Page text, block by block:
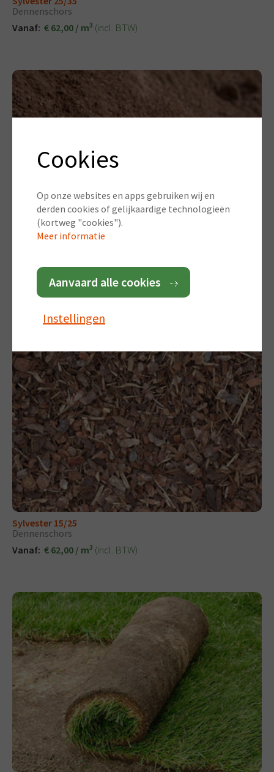
Dennenschors
Vanaf: € 62,00 / m3 (incl. BTW)
Lavagruis / Pouzzolane
€ 37,00 (incl. BTW)
Sylvester 15/25
Dennenschors
Vanaf: € 62,00 / m3 (incl. BTW)
Cookies
Op onze websites en apps gebruiken wij en
derden cookies of gelijkaardige technologieën
(kortweg "cookies").
Meer informatie
Aanvaard alle cookies
Instellingen